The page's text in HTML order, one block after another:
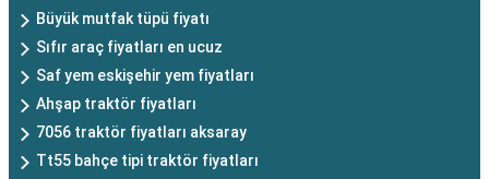
Büyük mutfak tüpü fiyatı
Sıfır araç fiyatları en ucuz
Saf yem eskişehir yem fiyatları
Ahşap traktör fiyatları
7056 traktör fiyatları aksaray
Tt55 bahçe tipi traktör fiyatları